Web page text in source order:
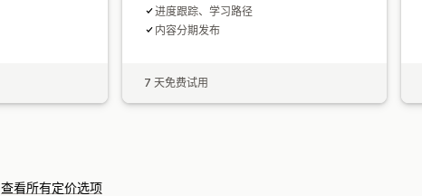
进度跟踪、学习路径
内容分期发布
7 天免费试用
查看所有定价选项